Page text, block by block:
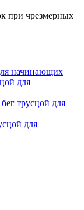
при чрезмерных
начинающих
для
трусцой для
для